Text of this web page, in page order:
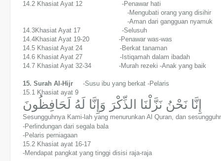
14.2 Khasiat Ayat 12 -Penawar hati
-Mengubati orang yang disihir
-Aman dari gangguan nyamuk
14.3Khasiat Ayat 17 -Selusuh
14.4Khasiat Ayat 19-20 -Penawar was-was
14.5 Khasiat Ayat 24 -Berkat tanaman
14.6 Khasiat Ayat 27 -Istiqamah dalam ibadah
14.7 Khasiat Ayat 32-34 -Murah rezeki -Anak yang baik
15. Surah Al-Hijr
-Susu ibu yang berkat -Pelaris
15.1 Khasiat ayat 9
إِنَّا نَحْنُ نَزَّلْنَا الذِّكْرَ وَإِنَّا لَهُ لَحَافِظُونَ
Sesungguhnya Kami-lah yang menurunkan Al Quran, dan
-Perlindungan dari segala bala
-Pelaris perniagaan
15.2 Khasiat ayat 16-17
-Mendapat pangkat yang tinggi disisi raja-raja